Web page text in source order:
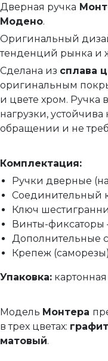
Межкомнатные
Сантехнические
Сантехнические
Цилиндры
Накладки под
Фурнитура для
Механизмы для
Дверная ручка
Модено.
Оригинальный
тенденций рынка и
Сделана из сплава
оригинальным
и цвете хром. Ручка
нагрузки,
обращении и не
Комплектация:
Ручки дверные
Соединительный
Ключ
Винты-фиксаторы
Дополнительные
Крепеж
Упаковка:
Модель Монтера
в трех цветах: графит
матовый.